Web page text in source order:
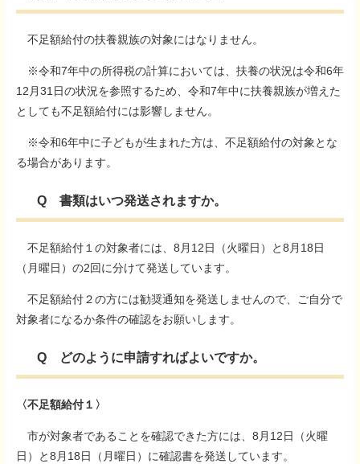
不足額給付の扶養親族の対象にはなりません。
※令和7年中の所得税の計算においては、扶養の状況は令和6年
12月31日の状況を参照するため、令和7年中に扶養親族が増えた
としても不足額給付には影響しません。
※令和6年中に子どもが生まれた方は、不足額給付の対象とな
る場合があります。
Q 書類はいつ発送されますか。
不足額給付１の対象者には、8月12日（火曜日）と8月18日
（月曜日）の2回に分けて発送しています。
不足額給付２の方には勧奨通知を発送しませんので、ご自分で
対象者になるか条件の確認をお願いします。
Q どのように申請すればよいですか。
〈不足額給付１〉
市が対象者であることを確認できた方には、8月12日（火曜
日）と8月18日（月曜日）に確認書を発送しています。